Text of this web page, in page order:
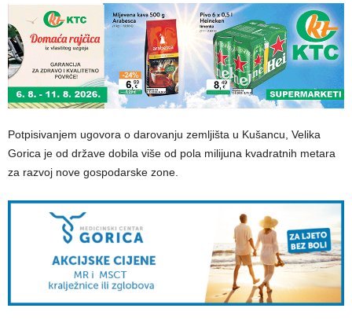
Potpisivanjem ugovora o darovanju zemljišta u Kušancu, Velika
Gorica je od države dobila više od pola milijuna kvadratnih metara
za razvoj nove gospodarske zone.